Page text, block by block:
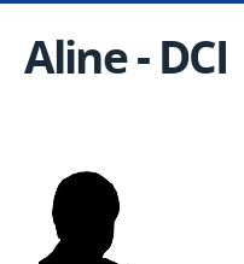
Aline - DCI